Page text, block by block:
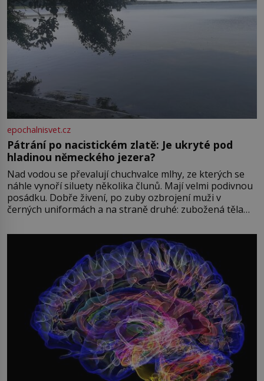
epochalnisvet.cz
Pátrání po nacistickém zlatě: Je ukryté pod
hladinou německého jezera?
Nad vodou se převalují chuchvalce mlhy, ze kterých se
náhle vynoří siluety několika člunů. Mají velmi podivnou
posádku. Dobře živení, po zuby ozbrojení muži v
černých uniformách a na straně druhé: zubožená těla
přízračná scéna znamená? Je jaro roku 1945, druhá
světová válka se chýlí ke konci. Jezero Stolpsee